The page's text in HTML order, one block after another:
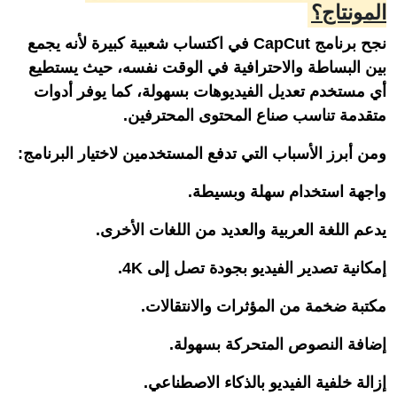
المونتاج؟
نجح برنامج CapCut في اكتساب شعبية كبيرة لأنه يجمع
بين البساطة والاحترافية في الوقت نفسه، حيث يستطيع
أي مستخدم تعديل الفيديوهات بسهولة، كما يوفر أدوات
متقدمة تناسب صناع المحتوى المحترفين.
ومن أبرز الأسباب التي تدفع المستخدمين لاختيار البرنامج:
واجهة استخدام سهلة وبسيطة.
يدعم اللغة العربية والعديد من اللغات الأخرى.
إمكانية تصدير الفيديو بجودة تصل إلى 4K.
مكتبة ضخمة من المؤثرات والانتقالات.
إضافة النصوص المتحركة بسهولة.
إزالة خلفية الفيديو بالذكاء الاصطناعي.